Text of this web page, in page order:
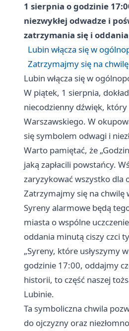
1 sierpnia o godzinie
niezwykłej odwadze i
zatrzymania się i
Lubin włącza się w
Zatrzymajmy się na
Lubin włącza się w
W piątek, 1 sierpnia,
niecodzienny dźwięk,
Warszawskiego. W
się symbolem odwagi i
Warto pamiętać, że
jaką zapłacili powstańcy.
zaryzykować wszystko dla
Zatrzymajmy się na chwilę
Syreny alarmowe będą
miasta o wspólne
oddania minutą ciszy czci
„Syreny, które usłyszymy
godzinie 17:00, oddajmy
historii, to część naszej
Lubinie.
Ta symboliczna chwila
do ojczyzny oraz